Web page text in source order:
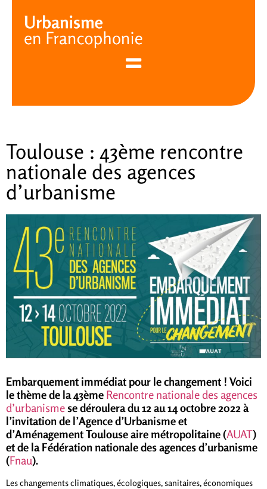
Toulouse : 43ème rencontre
nationale des agences
d’urbanisme
Embarquement immédiat pour le changement ! Voici
le thème de la 43ème Rencontre nationale des agences
d’urbanisme se déroulera du 12 au 14 octobre 2022 à
l’invitation de l’Agence d’Urbanisme et
d’Aménagement Toulouse aire métropolitaine (AUAT)
et de la Fédération nationale des agences d’urbanisme
(Fnau).
Les changements climatiques, écologiques, sanitaires, économiques